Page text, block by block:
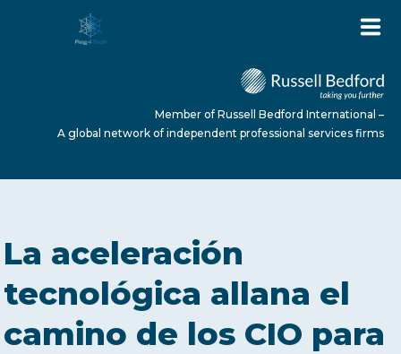
ABOUT US
SERVICES
Member of Russell Bedford International –
A global network of independent professional services firms
La aceleración
tecnológica allana el
camino de los CIO para